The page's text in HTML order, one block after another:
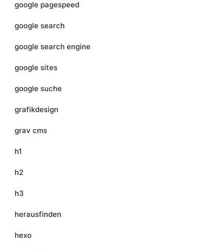
google pagespeed
google search
google search engine
google sites
google suche
grafikdesign
grav cms
h1
h2
h3
herausfinden
hexo